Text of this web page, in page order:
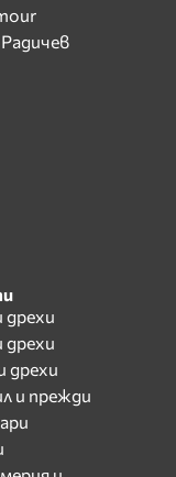
дрехи
дрехи
и прежди